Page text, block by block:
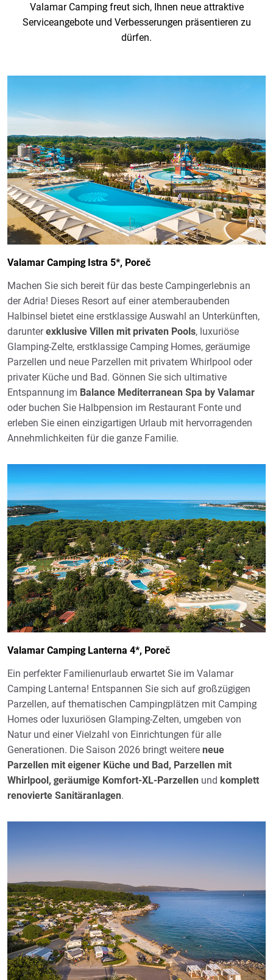
Valamar Camping freut sich, Ihnen neue attraktive
Serviceangebote und Verbesserungen präsentieren zu
dürfen.
Valamar Camping Istra 5*, Poreč
Machen Sie sich bereit für das beste Campingerlebnis an
der Adria! Dieses Resort auf einer atemberaubenden
Halbinsel bietet eine erstklassige Auswahl an Unterkünften,
darunterexklusive Villen mit privaten Pools, luxuriöse
Glamping-Zelte, erstklassige Camping Homes, geräumige
Parzellen und neue Parzellen mit privatem Whirlpool oder
privater Küche und Bad. Gönnen Sie sich ultimative
Entspannung im Balance Mediterranean Spa by Valamar
oder buchen Sie Halbpension im Restaurant Fonte und
erleben Sie einen einzigartigen Urlaub mit hervorragenden
Annehmlichkeiten für die ganze Familie.
Valamar Camping Lanterna 4*, Poreč
Ein perfekter Familienurlaub erwartet Sie im Valamar
Camping Lanterna! Entspannen Sie sich auf großzügigen
Parzellen, auf thematischen Campingplätzen mit Camping
Homes oder luxuriösen Glamping-Zelten, umgeben von
Natur und einer Vielzahl von Einrichtungen für alle
Generationen. Die Saison 2026 bringt weitere neue
Parzellen mit eigener Küche und Bad, Parzellen mit
Whirlpool, geräumige Komfort-XL-Parzellen und komplett
renovierte Sanitäranlagen.